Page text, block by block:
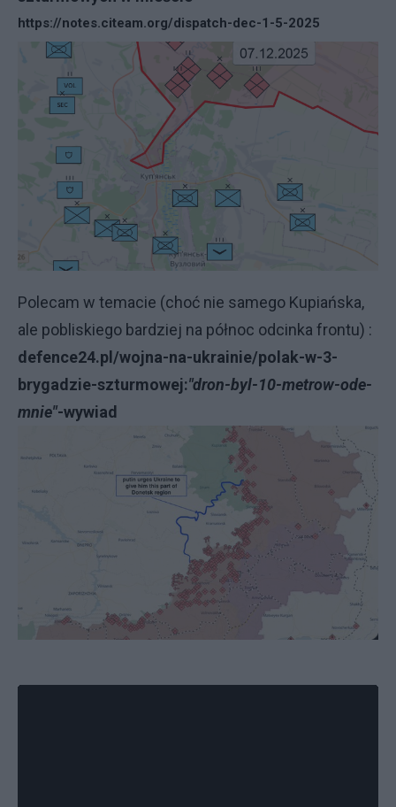
https://notes.citeam.org/dispatch-dec-1-5-2025
Polecam w temacie (choć nie samego Kupiańska,
ale pobliskiego bardziej na północ odcinka frontu) :
defence24.pl/wojna-na-ukrainie/polak-w-3-
brygadzie-szturmowej:"dron-byl-10-metrow-ode-
mnie"-wywiad